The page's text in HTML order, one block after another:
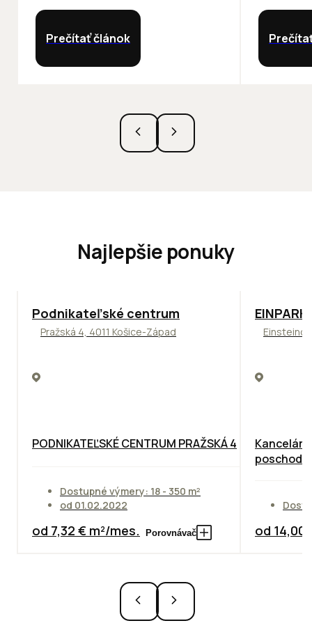
Prečítať článok
Najlepšie ponuky
ODPORÚČAME
Podnikateľské centrum
Pražská 4, 4011 Košice-Západ
PODNIKATEĽSKÉ CENTRUM PRAŽSKÁ 4
Dostupné výmery: 18 - 350 m²
od 01.02.2022
od 7,32 € m²/mes. Porovnávač
TOP
poschodie
od 14,00